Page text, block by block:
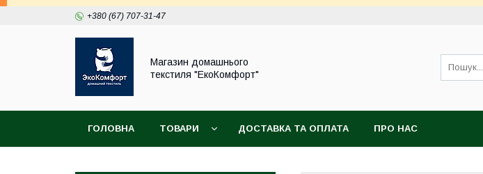
+380 (67) 707-31-47
Магазин домашнього
текстиля "ЕкоКомфорт"
ГОЛОВНА ТОВАРИ ДОСТАВКА ТА ОПЛАТА ПРО НАС